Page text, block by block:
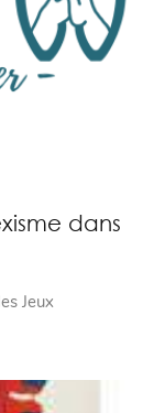
dans
Jeux